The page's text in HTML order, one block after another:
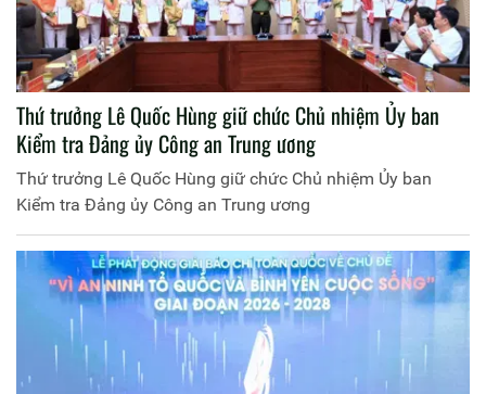
Thứ trưởng Lê Quốc Hùng giữ chức Chủ nhiệm Ủy ban
Kiểm tra Đảng ủy Công an Trung ương
Thứ trưởng Lê Quốc Hùng giữ chức Chủ nhiệm Ủy ban
Kiểm tra Đảng ủy Công an Trung ương